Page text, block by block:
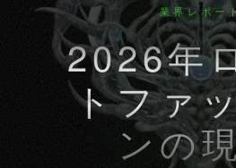
業界レポー
2026年
トファ
ンの